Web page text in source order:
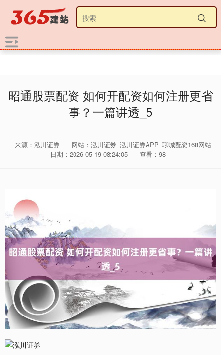
昭通股票配资 如何开配资如何注册更省
事？一篇讲透_5
来源：泓川证券
网站：泓川证券_泓川证券APP_聊城配资168网站
日期：2026-05-19 08:24:05
查看：98